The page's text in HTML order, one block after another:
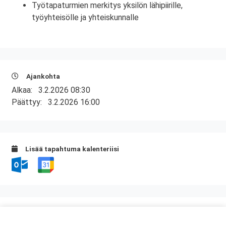
Työtapaturmien merkitys yksilön lähipiirille,
työyhteisölle ja yhteiskunnalle
Ajankohta
Alkaa: 3.2.2026 08:30
Päättyy: 3.2.2026 16:00
Lisää tapahtuma kalenteriisi